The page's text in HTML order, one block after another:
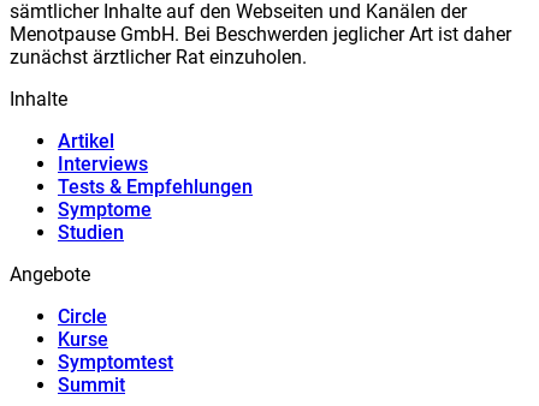
sämtlicher Inhalte auf den Webseiten und Kanälen der
Menotpause GmbH. Bei Beschwerden jeglicher Art ist daher
zunächst ärztlicher Rat einzuholen.
Inhalte
Artikel
Interviews
Tests & Empfehlungen
Symptome
Studien
Angebote
Circle
Kurse
Symptomtest
Summit